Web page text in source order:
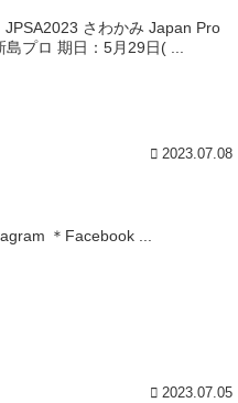
JPSA2023 さわかみ Japan Pro
プロ 期日：5月29日( ...
2023.07.08
＊Facebook ...
2023.07.05